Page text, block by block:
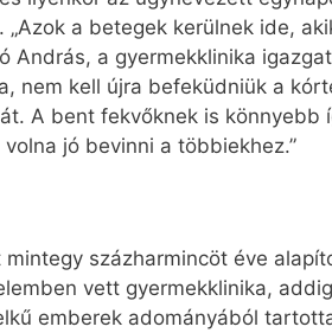
a betegek kerülnek ide,
András, a gyermekklinika
nem kell újra befeküdniük a
A bent fekvőknek is
jó bevinni a többiekhez.”
százharmincöt éve
vett gyermekklinika,
emberek adományából